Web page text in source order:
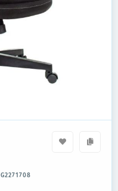
G2271708